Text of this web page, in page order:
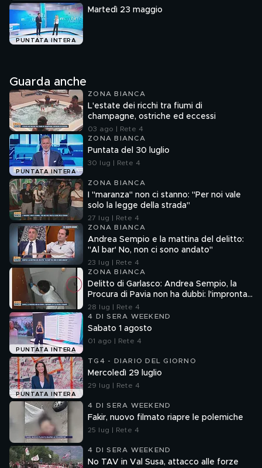
PUNTATA INTERA
Martedì 23 maggio
Guarda anche
ZONA BIANCA
L'estate dei ricchi tra fiumi di
champagne, ostriche ed eccessi
03 ago | Rete 4
PUNTATA INTERA
ZONA BIANCA
Puntata del 30 luglio
30 lug | Rete 4
ZONA BIANCA
I "maranza" non ci stanno: "Per noi vale
solo la legge della strada"
27 lug | Rete 4
ZONA BIANCA
Andrea Sempio e la mattina del delitto:
"Al bar' No, non ci sono andato"
23 lug | Rete 4
ZONA BIANCA
Delitto di Garlasco: Andrea Sempio, la
Procura di Pavia non ha dubbi: l'impronta
33 è la pistola fumante
28 lug | Rete 4
PUNTATA INTERA
4 DI SERA WEEKEND
Sabato 1 agosto
01 ago | Rete 4
PUNTATA INTERA
TG4 - DIARIO DEL GIORNO
Mercoledì 29 luglio
29 lug | Rete 4
4 DI SERA WEEKEND
Fakir, nuovo filmato riapre le polemiche
25 lug | Rete 4
4 DI SERA WEEKEND
No TAV in Val Susa, attacco alle forze